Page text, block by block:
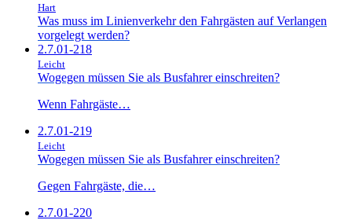
Hart
Was muss im Linienverkehr den Fahrgästen auf Verlangen
vorgelegt werden?
2.7.01-218
Leicht
Wogegen müssen Sie als Busfahrer einschreiten?
Wenn Fahrgäste…
2.7.01-219
Leicht
Wogegen müssen Sie als Busfahrer einschreiten?
Gegen Fahrgäste, die…
2.7.01-220